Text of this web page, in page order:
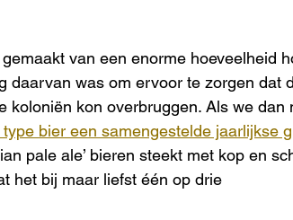
van een enorme hoeveelheid
daarvan was om ervoor te zorgen dat
koloniën kon overbruggen. Als we dan
type bier een samengestelde jaarlijkse
pale ale’ bieren steekt met kop en
het bij maar liefst één op drie